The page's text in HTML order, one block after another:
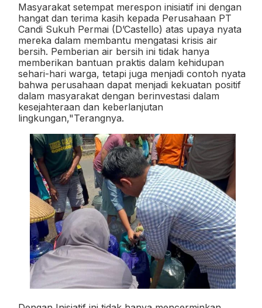
Masyarakat setempat merespon inisiatif ini dengan
hangat dan terima kasih kepada Perusahaan PT
Candi Sukuh Permai (D’Castello) atas upaya nyata
mereka dalam membantu mengatasi krisis air
bersih. Pemberian air bersih ini tidak hanya
memberikan bantuan praktis dalam kehidupan
sehari-hari warga, tetapi juga menjadi contoh nyata
bahwa perusahaan dapat menjadi kekuatan positif
dalam masyarakat dengan berinvestasi dalam
kesejahteraan dan keberlanjutan
lingkungan,"Terangnya.